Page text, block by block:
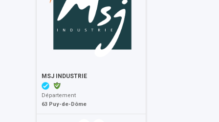
MSJ INDUSTRIE
Département
63 Puy-de-Dôme